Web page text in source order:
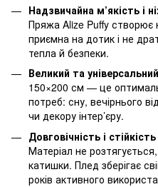
Надзвичайна м’якість і
Пряжа Alize Puffy створює
приємна на дотик і не
тепла й безпеки.
Великий та
150×200 см — це
потреб: сну, вечірнього
чи декору інтер’єру.
Довговічність і
Матеріал не
катишки. Плед зберігає
років активного